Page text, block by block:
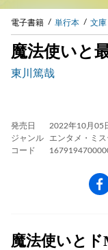
電子書籍 単行本 文庫
魔法使いと
東川篤哉
発売日
2022年10月05
ジャンル
エンタメ・ミス
コード
魔法使いと